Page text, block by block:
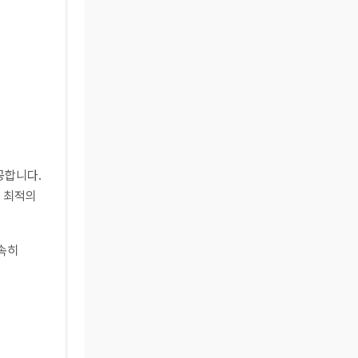
합니다.
적의
히